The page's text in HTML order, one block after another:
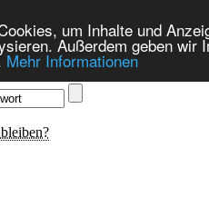
um Inhalte und
Außerdem geben wir
Mehr Informationen